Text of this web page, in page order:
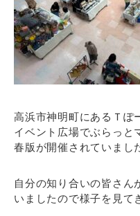
高浜市神明町にあるＴぽ
イベント広場でぶらっと
春版が開催されていまし
自分の知り合いの皆さん
いましたので様子を見て